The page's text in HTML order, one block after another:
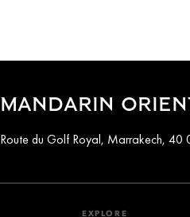
MANDARIN
Route du Golf Royal, Marrakech,
EXPLORE